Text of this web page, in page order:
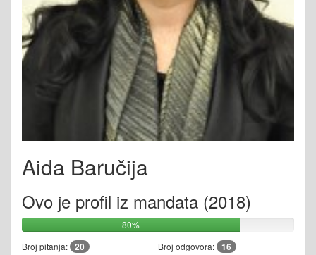
Aida Baručija
Ovo je profil iz mandata (2018)
80%
Broj pitanja: 20 Broj odgovora: 16